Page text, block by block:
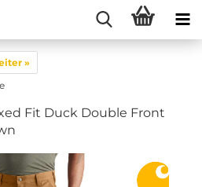
»
Fit Duck Double Front